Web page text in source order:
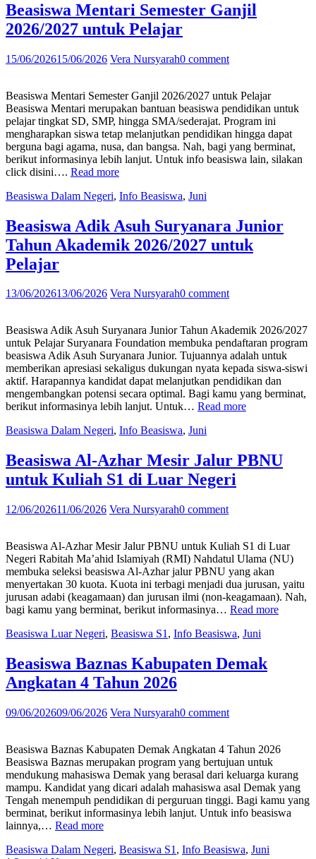
Foundation
2027
Beasiswa Mentari Semester Ganjil
2026/2027 untuk Pelajar
15/06/202615/06/2026 Vera Nursyarah0 comment
Beasiswa Mentari Semester Ganjil 2026/2027 untuk Pelajar
Beasiswa Mentari merupakan bantuan beasiswa pendidikan untuk
pelajar tingkat SD, SMP, hingga SMA/sederajat. Program ini
mengharapkan siswa tetap melanjutkan pendidikan hingga dapat
berguna bagi agama, nusa, dan bangsa. Nah, bagi yang berminat,
berikut informasinya lebih lanjut. Untuk info beasiswa lain, silakan
click disini…. Read more“Beasiswa
Semester
2026/2027
untuk
Pelajar”
Beasiswa Dalam Negeri, Info Beasiswa, Juni
Beasiswa Adik Asuh Suryanara Junior
Tahun Akademik 2026/2027 untuk
Pelajar
13/06/202613/06/2026 Vera Nursyarah0 comment
Beasiswa Adik Asuh Suryanara Junior Tahun Akademik 2026/2027
untuk Pelajar Suryanara Foundation membuka pendaftaran program
beasiswa Adik Asuh Suryanara Junior. Tujuannya adalah untuk
memberikan apresiasi sekaligus dukungan nyata kepada siswa-siswi
aktif. Harapannya kandidat dapat melanjutkan pendidikan dan
mengembangkan potensi secara optimal. Bagi kamu yang berminat,
berikut informasinya lebih lanjut. Untuk… Read more“Beasiswa
Junior
Tahun
Beasiswa Dalam Negeri, Info Beasiswa, Juni
Beasiswa Al-Azhar Mesir Jalur PBNU
untuk Kuliah S1 di Luar Negeri
12/06/202611/06/2026 Vera Nursyarah0 comment
Beasiswa Al-Azhar Mesir Jalur PBNU untuk Kuliah S1 di Luar
Negeri Rabitah Ma’ahid Islamiyah (RMI) Nahdatul Ulama (NU)
membuka seleksi beasiswa Al-Azhar jalur PBNU yang akan
menyertakan 30 kuota. Kuota ini terbagi menjadi dua jurusan, yaitu
jurusan adabi (keagamaan) dan jurusan ilmi (non-keagamaan). Nah,
bagi kamu yang berminat, berikut informasinya… Read more
Negeri”
Beasiswa Luar Negeri, Beasiswa S1 , Info Beasiswa, Juni
Beasiswa Baznas Kabupaten Demak
Angkatan 4 Tahun 2026
09/06/202609/06/2026 Vera Nursyarah0 comment
Beasiswa Baznas Kabupaten Demak Angkatan 4 Tahun 2026
Beasiswa Baznas merupakan program yang bertujuan untuk
mendukung mahasiswa Demak yang berasal dari keluarga kurang
mampu. Kandidat yang dicari adalah mahasiswa asal Demak yang
Tengah menempuh pendidikan di perguruan tinggi. Bagi kamu yang
berminat, berikut informasinya lebih lanjut. Untuk info beasiswa
lainnya,… Read more“Beasiswa
Kabupaten
Beasiswa Dalam Negeri, Beasiswa S1 , Info Beasiswa, Juni